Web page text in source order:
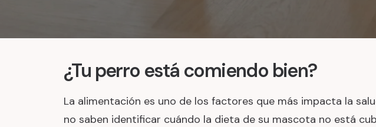
¿Tu perro está comiendo bien?
La alimentación es uno de los factores que más impacta la
no saben identificar cuándo la dieta de su mascota no está